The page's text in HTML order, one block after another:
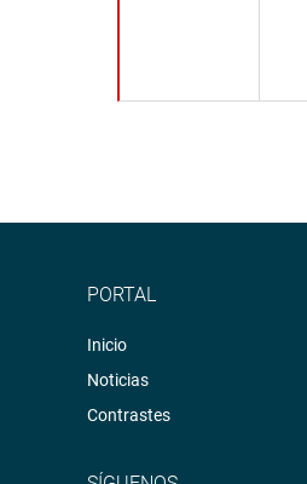
PORTAL
Inicio
Noticias
Contrastes